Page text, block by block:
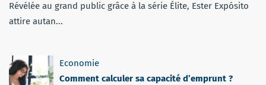
Révélée au grand public grâce à la série Élite, Ester Expósito
attire autan...
Economie
Comment calculer sa capacité d’emprunt ?